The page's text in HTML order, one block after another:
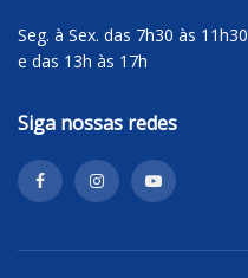
Seg. à Sex. das 7h30 às 11h30
e das 13h às 17h
Siga nossas redes